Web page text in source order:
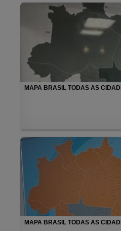
MAPA BRASIL TODAS AS
MAPA BRASIL TODAS AS